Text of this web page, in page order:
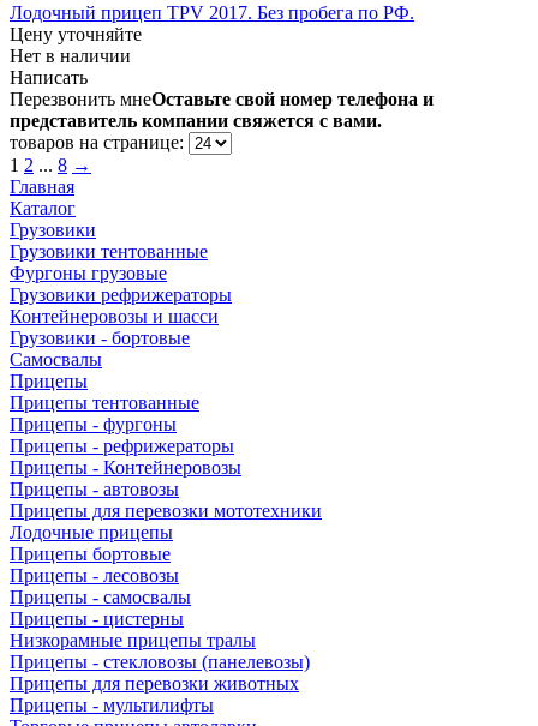
Лодочный прицеп TPV 2017. Без пробега по РФ.
Цену уточняйте
Нет в наличии
Написать
Перезвонить мнеОставьте свой номер телефона и
представитель компании свяжется с вами.
товаров на странице:
1 2 ... 8 →
Главная
Каталог
Грузовики
Грузовики тентованные
Фургоны грузовые
Грузовики рефрижераторы
Контейнеровозы и шасси
Грузовики - бортовые
Самосвалы
Прицепы
Прицепы тентованные
Прицепы - фургоны
Прицепы - рефрижераторы
Прицепы - Контейнеровозы
Прицепы - автовозы
Прицепы для перевозки мототехники
Лодочные прицепы
Прицепы бортовые
Прицепы - лесовозы
Прицепы - самосвалы
Прицепы - цистерны
Низкорамные прицепы тралы
Прицепы - стекловозы (панелевозы)
Прицепы для перевозки животных
Прицепы - мультилифты